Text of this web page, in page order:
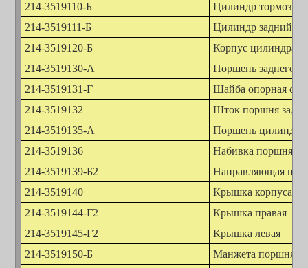
214-3519110-Б
Цилиндр
214-3519111-Б
Цилиндр задний
214-3519120-Б
Корпус цилиндра
214-3519130-А
Поршень заднего
214-3519131-Г
Шайба опорная
214-3519132
Шток поршня
214-3519135-А
Поршень цилиндра
214-3519136
Набивка поршня
214-3519139-Б2
Направляющая
214-3519140
Крышка корпуса
214-3519144-Г2
Крышка правая
214-3519145-Г2
Крышка левая
214-3519150-Б
Манжета поршня